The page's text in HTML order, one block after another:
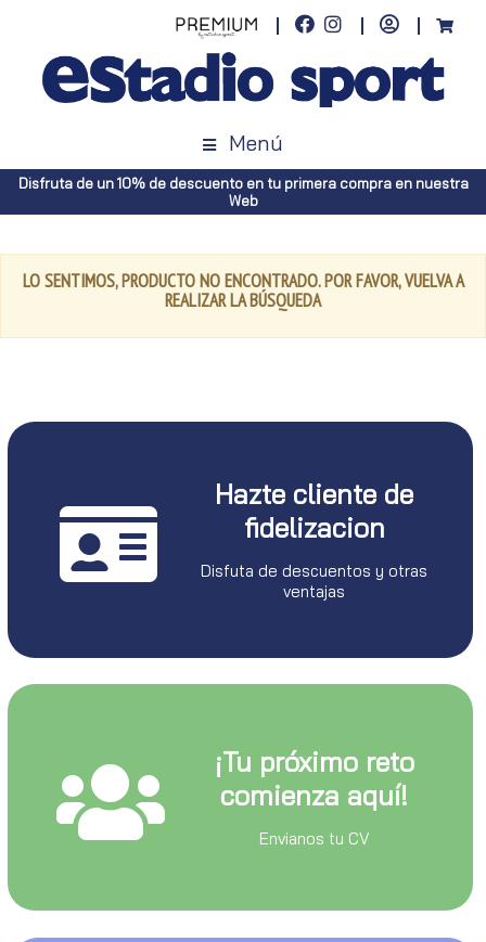
Menú
Disfruta de un 10% de descuento en tu primera compra en nuestra
Web
LO SENTIMOS, PRODUCTO NO ENCONTRADO. POR FAVOR, VUELVA A
REALIZAR LA BÚSQUEDA
Hazte cliente de
fidelizacion
Disfuta de descuentos y otras
ventajas
¡Tu próximo reto
comienza aquí!
Envianos tu CV